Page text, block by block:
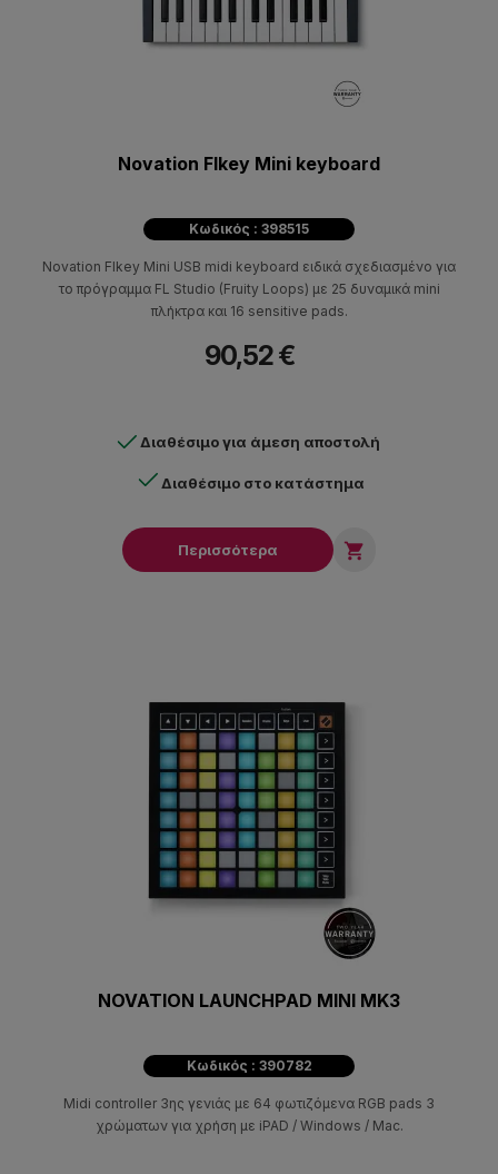
Novation Flkey Mini keyboard
Κωδικός : 398515
Novation Flkey Mini USB midi keyboard ειδικά σχεδιασμένο για
το πρόγραμμα FL Studio (Fruity Loops) με 25 δυναμικά mini
πλήκτρα και 16 sensitive pads.
90,52 €
Διαθέσιμο για άμεση αποστολή
Διαθέσιμο στο κατάστημα
Περισσότερα 
NOVATION LAUNCHPAD MINI MK3
Κωδικός : 390782
Midi controller 3ης γενιάς με 64 φωτιζόμενα RGB pads 3
χρώματων για χρήση με iPAD / Windows / Mac.